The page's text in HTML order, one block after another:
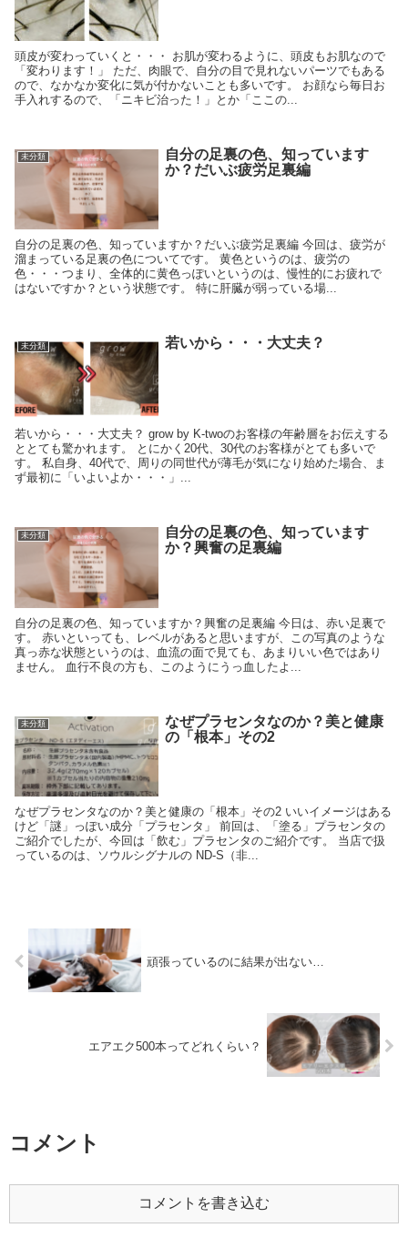
頭皮が変わっていくと・・・ お肌が変わるように、頭皮もお肌なので
「変わります！」 ただ、肉眼で、自分の目で見れないパーツでもある
ので、なかなか変化に気が付かないことも多いです。 お顔なら毎日お
手入れするので、「ニキビ治った！」とか「ここの...
未分類
自分の足裏の色、知っています
か？だいぶ疲労足裏編
自分の足裏の色、知っていますか？だいぶ疲労足裏編 今回は、疲労が
溜まっている足裏の色についてです。 黄色というのは、疲労の
色・・・つまり、全体的に黄色っぽいというのは、慢性的にお疲れで
はないですか？という状態です。 特に肝臓が弱っている場...
未分類 若いから・・・大丈夫？
若いから・・・大丈夫？ grow by K-twoのお客様の年齢層をお伝えする
ととても驚かれます。 とにかく20代、30代のお客様がとても多いで
す。 私自身、40代で、周りの同世代が薄毛が気になり始めた場合、ま
ず最初に「いよいよか・・・」...
未分類
自分の足裏の色、知っています
か？興奮の足裏編
自分の足裏の色、知っていますか？興奮の足裏編 今日は、赤い足裏で
す。 赤いといっても、レベルがあると思いますが、この写真のような
真っ赤な状態というのは、血流の面で見ても、あまりいい色ではあり
ません。 血行不良の方も、このようにうっ血したよ...
未分類
なぜプラセンタなのか？美と健康
の「根本」その2
なぜプラセンタなのか？美と健康の「根本」その2 いいイメージはある
けど「謎」っぽい成分「プラセンタ」 前回は、「塗る」プラセンタの
ご紹介でしたが、今回は「飲む」プラセンタのご紹介です。 当店で扱
っているのは、ソウルシグナルの ND-S（非...
頑張っているのに結果が出ない…
エアエク500本ってどれくらい？
コメント
コメントを書き込む